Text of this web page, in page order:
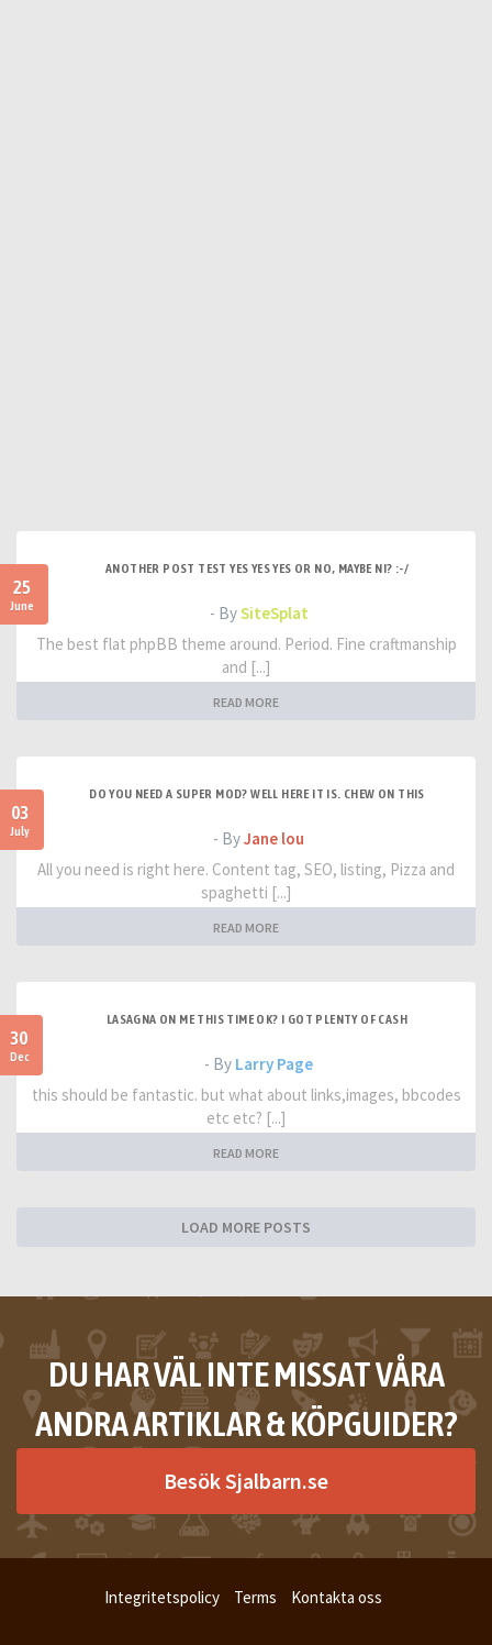
25
June
ANOTHER POST TEST YES YES YES OR NO, MAYBE NI? :-/
- BySiteSplat
The best flat phpBB theme around. Period. Fine craftmanship
and [...]
READ MORE
03
July
DO YOU NEED A SUPER MOD? WELL HERE IT IS. CHEW ON THIS
- ByJane lou
All you need is right here. Content tag, SEO, listing, Pizza and
spaghetti [...]
READ MORE
30
Dec
LASAGNA ON ME THIS TIME OK? I GOT PLENTY OF CASH
- By Larry Page
this should be fantastic. but what about links,images, bbcodes
etc etc? [...]
READ MORE
LOAD MORE POSTS
DU HAR VÄL INTE MISSAT VÅRA
ANDRA ARTIKLAR & KÖPGUIDER?
Besök Sjalbarn.se
Integritetspolicy Terms Kontakta oss